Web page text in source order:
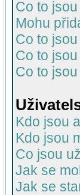
Co to
Mohu
Co to
Co to
Co to
Kdo jsou
Kdo jsou
Co jsou
Jak se
Jak se